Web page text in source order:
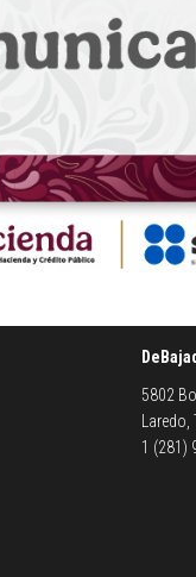
5802
Laredo,
1 (281)